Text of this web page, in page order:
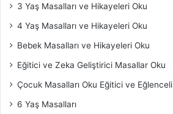
3 Yaş Masalları ve Hikayeleri Oku
4 Yaş Masalları ve Hikayeleri Oku
Bebek Masalları ve Hikayeleri Oku
Eğitici ve Zeka Geliştirici Masallar Oku
Çocuk Masalları Oku Eğitici ve Eğlenceli
6 Yaş Masalları